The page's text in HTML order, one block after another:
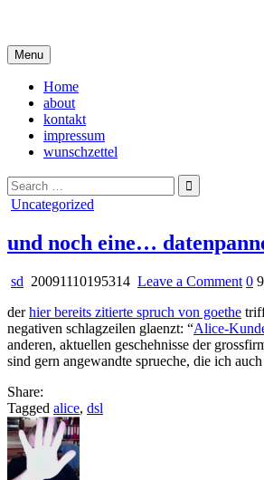
content
Menu
Home
about
kontakt
impressum
wunschzettel
Search
for:
Posted
Uncategorized
und noch eine…
sd 20091110195314 Leave a Commenton
0
derhier bereits zitierte spruch von goethe
negativen schlagzeilen glaenzt: “Alice-
anderen, aktuellen geschehnisse der
sind gern angewandte sprueche, die ich
Share:
Tagged alice, dsl